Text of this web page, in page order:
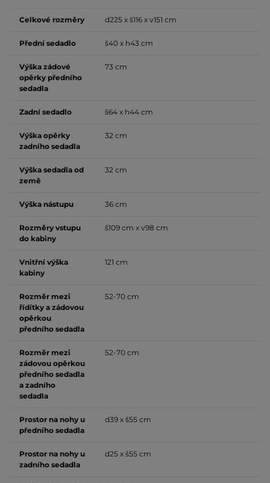
Celkové rozměry d225 x š116 x v151 cm
Přední sedadlo š40 x h43 cm
Výška zádové
opěrky předního
sedadla
73 cm
Zadní sedadlo š64 x h44 cm
Výška opěrky
zadního sedadla
32 cm
Výška sedadla od
země
32 cm
Výška nástupu 36 cm
Rozměry vstupu
do kabiny
š109 cm x v98 cm
Vnitřní výška
kabiny
121 cm
Rozměr mezi
řídítky a zádovou
opěrkou
předního sedadla
52-70 cm
Rozměr mezi
zádovou opěrkou
předního sedadla
a zadního
sedadla
52-70 cm
Prostor na nohy u
předního sedadla
d39 x š55 cm
Prostor na nohy u
zadního sedadla
d25 x š55 cm